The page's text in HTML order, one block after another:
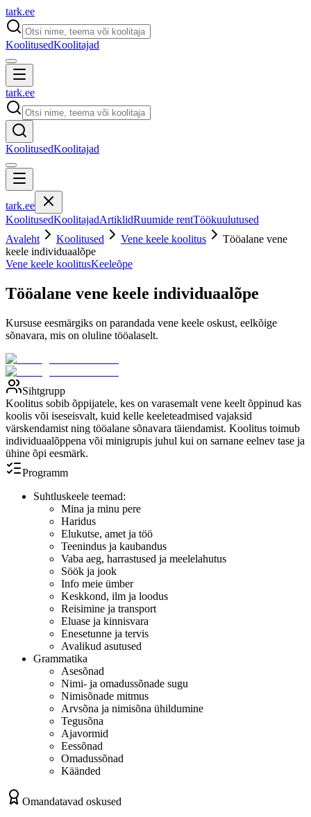
tark.ee
KoolitusedKoolitajad
tark.ee
KoolitusedKoolitajad
tark.ee
KoolitusedKoolitajadArtiklidRuumide rentTöökuulutused
Avaleht
Koolitused Vene keele koolitus
Tööalane vene
keele individuaalõpe
Vene keele koolitusKeeleõpe
Tööalane vene keele individuaalõpe
Kursuse eesmärgiks on parandada vene keele oskust, eelkõige
sõnavara, mis on oluline tööalaselt.
Sihtgrupp
Koolitus sobib õppijatele, kes on varasemalt vene keelt õppinud kas
koolis või iseseisvalt, kuid kelle keeleteadmised vajaksid
värskendamist ning tööalane sõnavara täiendamist. Koolitus toimub
individuaalõppena või minigrupis juhul kui on sarnane eelnev tase ja
ühine õpi eesmärk.
Programm
Suhtluskeele teemad:
Mina ja minu pere
Haridus
Elukutse, amet ja töö
Teenindus ja kaubandus
Vaba aeg, harrastused ja meelelahutus
Söök ja jook
Info meie ümber
Keskkond, ilm ja loodus
Reisimine ja transport
Eluase ja kinnisvara
Enesetunne ja tervis
Avalikud asutused
Grammatika
Asesõnad
Nimi- ja omadussõnade sugu
Nimisõnade mitmus
Arvsõna ja nimisõna ühildumine
Tegusõna
Ajavormid
Eessõnad
Omadussõnad
Käänded
Omandatavad oskused